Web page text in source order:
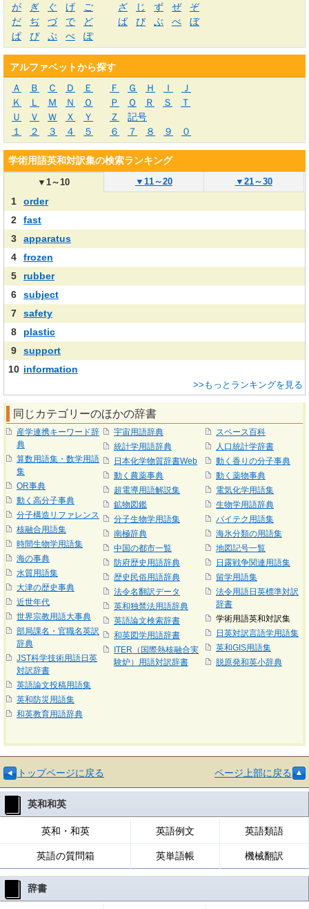
が ぎ ぐ げ ご ざ じ ず ぜ
ぞ
だ
ぢ づ で ど ば び ぶ べ
ぼ
ぱ
ぴ ぷ ぺ ぽ
アルファベットから探す
Ａ
Ｂ Ｃ Ｄ Ｅ Ｆ Ｇ Ｈ Ｉ
Ｊ
Ｋ
Ｌ Ｍ Ｎ Ｏ Ｐ Ｑ Ｒ Ｓ
Ｔ
Ｕ
Ｖ Ｗ Ｘ Ｙ Ｚ
記号
１
２ ３ ４ ５ ６ ７ ８ ９ ０
学術用語英和対訳集の検索ランキング
▼1～10 ▼ 11～20 ▼ 21～30
1
order
2
fast
3
apparatus
4
frozen
5
rubber
6
subject
7
safety
8
plastic
9
support
10 information
>>もっとランキングを見る
同じカテゴリーのほかの辞書
産学連携キーワード辞
典
算数用語集・数学用語
集
OR事典
動く高分子事典
分子構造リファレンス
核融合用語集
時間生物学用語集
海の事典
水質用語集
大津の歴史事典
近世年代
世界宗教用語大事典
部局課名・官職名英訳
辞典
JST科学技術用語日英
対訳辞書
英語論文投稿用語集
英和防災用語集
和英教育用語辞典
宇宙用語辞典
統計学用語辞典
日本化学物質辞書Web
動く農薬事典
超電導用語解説集
鉱物図鑑
分子生物学用語集
南極辞典
中国の都市一覧
防府歴史用語辞典
歴史民俗用語辞典
法令名翻訳データ
英和独禁法用語辞典
英語論文検索辞書
和英図学用語辞書
ITER（国際熱核融合実
験炉）用語対訳辞書
スペース百科
人口統計学辞書
動く香りの分子事典
動く薬物事典
電気化学用語集
生物学用語辞典
バイテク用語集
海氷分類の用語集
地図記号一覧
日露戦争関連用語集
留学用語集
法令用語日英標準対訳
辞書
学術用語英和対訳集
日英対訳言語学用語集
英和GIS用語集
脱原発和英小辞典
トップページに戻る ページ上部に戻る
英和和英
英和・和英 英語例文 英語類語
英語の質問箱 英単語帳 機械翻訳
辞書